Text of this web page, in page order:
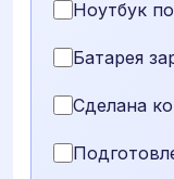
Ноутбук
Батарея
Сделана